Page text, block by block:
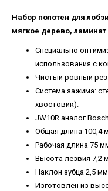
Набор полотен для
мягкое дерево,
Специально
использования с
Чистый ровный
Система зажима:
хвостовик).
JW10R аналог
Общая длина 100,4
Рабочая длина 75
Высота лезвия 7,2
Наклон зубца 2,5
Изготовлен из